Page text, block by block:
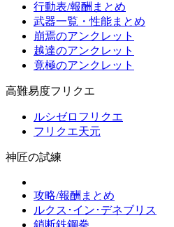
行動表/報酬まとめ
武器一覧・性能まとめ
崩焉のアンクレット
越達のアンクレット
竟極のアンクレット
高難易度フリクエ
ルシゼロフリクエ
フリクエ天元
神匠の試練
攻略/報酬まとめ
ルクス･イン･デネブリス
鎖断鉄鋼拳